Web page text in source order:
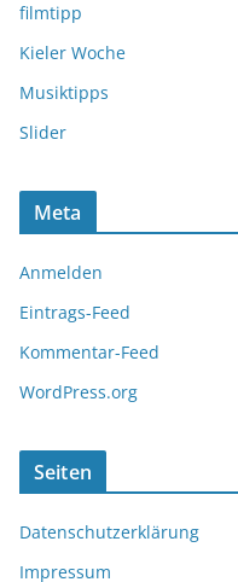
filmtipp
Kieler Woche
Musiktipps
Slider
Meta
Anmelden
Eintrags-Feed
Kommentar-Feed
WordPress.org
Seiten
Datenschutzerklärung
Impressum